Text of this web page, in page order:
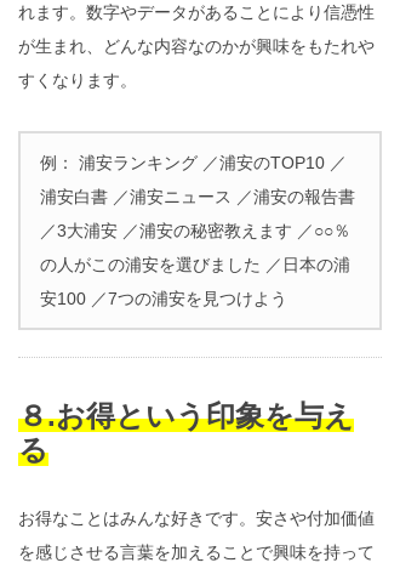
れます。数字やデータがあることにより信憑性
が生まれ、どんな内容なのかが興味をもたれや
すくなります。
例： 浦安ランキング ／浦安のTOP10 ／
浦安白書 ／浦安ニュース ／浦安の報告書
／3大浦安 ／浦安の秘密教えます ／○○％
の人がこの浦安を選びました ／日本の浦
安100 ／7つの浦安を見つけよう
８.お得という印象を与え
る
お得なことはみんな好きです。安さや付加価値
を感じさせる言葉を加えることで興味を持って